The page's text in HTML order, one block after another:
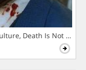
Death Is Not The